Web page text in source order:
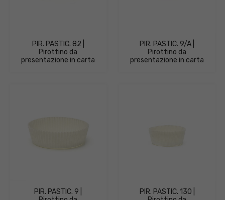
PIR. PASTIC. 82 |
Pirottino da
presentazione in carta
PIR. PASTIC. 9/A |
Pirottino da
presentazione in carta
PIR. PASTIC. 9 |
PIR. PASTIC. 130 |